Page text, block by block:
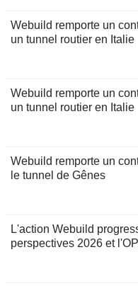
Webuild remporte un
un tunnel routier en Italie
Webuild remporte un
un tunnel routier en Italie
Webuild remporte un
le tunnel de Gênes
L'action Webuild
perspectives 2026 et